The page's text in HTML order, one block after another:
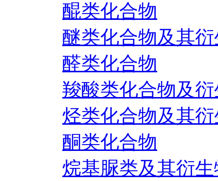
醌类化合物
醚类化合物及其
醛类化合物
羧酸类化合物及
烃类化合物及其
酮类化合物
烷基脲类及其衍